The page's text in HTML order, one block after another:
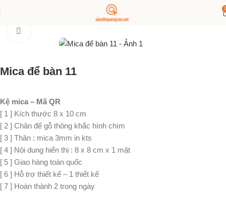
Mica để bàn
Mica để bàn 11
Kệ mica – Mã QR
[ 1 ] Kích thước 8 x 10 cm
[ 2 ] Chân đế gỗ thông khắc hình chìm
[ 3 ] Thân : mica 3mm in kts
[ 4 ] Nội dung hiển thị : 8 x 8 cm x 1 mặt
[ 5 ] Giao hàng toàn quốc
[ 6 ] Hỗ trợ thiết kế – 1 thiết kế
[ 7 ] Hoàn thành 2 trong ngày